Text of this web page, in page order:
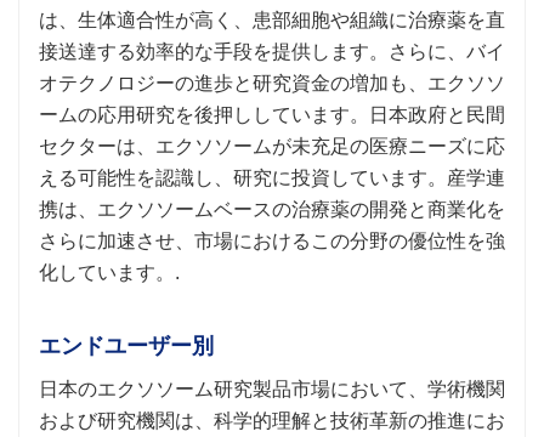
は、生体適合性が高く、患部細胞や組織に治療薬を直
接送達する効率的な手段を提供します。さらに、バイ
オテクノロジーの進歩と研究資金の増加も、エクソソ
ームの応用研究を後押ししています。日本政府と民間
セクターは、エクソソームが未充足の医療ニーズに応
える可能性を認識し、研究に投資しています。産学連
携は、エクソソームベースの治療薬の開発と商業化を
さらに加速させ、市場におけるこの分野の優位性を強
化しています。.
エンドユーザー別
日本のエクソソーム研究製品市場において、学術機関
および研究機関は、科学的理解と技術革新の推進にお